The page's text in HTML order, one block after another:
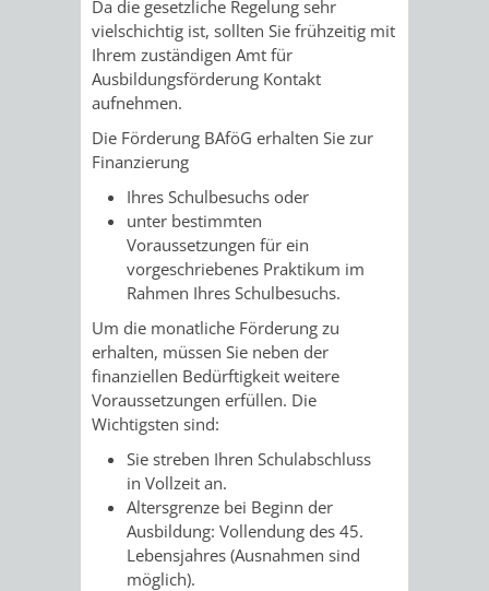
HILFE
MENSCHEN
BEHINDERUNG
MENSCHEN
DEMENZ
MIGRANTEN
FLÜCHTLINGE
BAUHERREN
BAUHERRENBERATUNG
GRUNDSTÜCKSWERTERMITTLUNG
DENKMALSCHUTZ
AUFGABEN
DER
UNTEREN
DENKMALSCHUTZBEHÖRDE
STEUERVORTEILE
IM
BEREICH
VERKAUF
STÄDTISCHER
VERKAUF
STÄDTISCHER
BERATUNGSERGEBNISSE
TAGESORDNUNG
/
RATHAUS
BÜRGERMEISTER
/
DEZERNATE
ÄMTER
FÜR
Da die gesetzliche Regelung sehr
vielschichtig ist, sollten Sie frühzeitig mit
Ihrem zuständigen Amt für
Ausbildungsförderung Kontakt
aufnehmen.
Die Förderung BAföG erhalten Sie zur
Finanzierung
Ihres Schulbesuchs oder
unter bestimmten
Voraussetzungen für ein
vorgeschriebenes Praktikum im
Rahmen Ihres Schulbesuchs.
Um die monatliche Förderung zu
erhalten, müssen Sie neben der
finanziellen Bedürftigkeit weitere
Voraussetzungen erfüllen. Die
Wichtigsten sind:
Sie streben Ihren Schulabschluss
in Vollzeit an.
Altersgrenze bei Beginn der
Ausbildung: Vollendung des 45.
Lebensjahres (Ausnahmen sind
möglich).